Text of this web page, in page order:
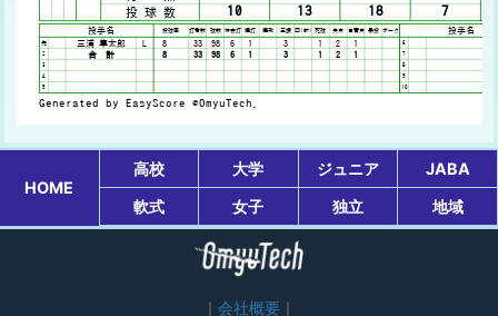
HOME
高校 大学 ジュニア
JABA
軟式
女子 独立 地域
会社概要